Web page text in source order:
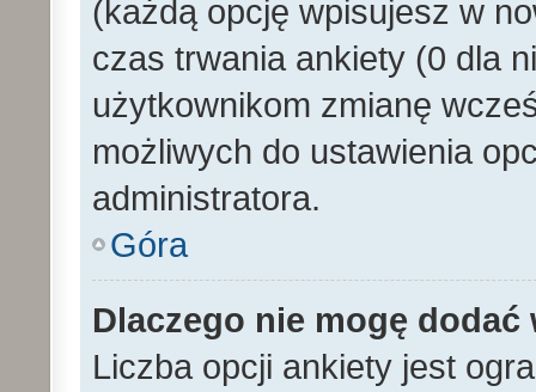
(każdą opcję wpisujesz w
czas trwania ankiety (0 dla
użytkownikom zmianę
możliwych do ustawienia
administratora.
Góra
Dlaczego nie mogę
Liczba opcji ankiety jest